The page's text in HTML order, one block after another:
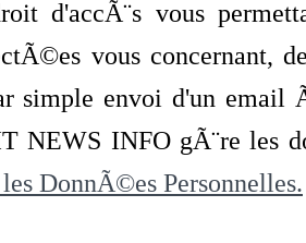
d'accÃ¨s vous
vous concernant,
simple envoi d'un
NEWS INFO gÃ¨re les
DonnÃ©es Personnelles.